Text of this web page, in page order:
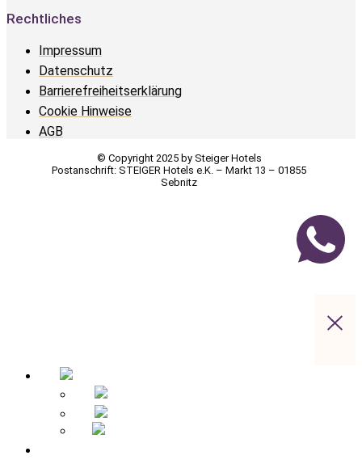
Rechtliches
Impressum
Datenschutz
Barrierefreiheitserklärung
Cookie Hinweise
AGB
© Copyright 2025 by Steiger Hotels
Postanschrift: STEIGER Hotels e.K. – Markt 13 – 01855
Sebnitz